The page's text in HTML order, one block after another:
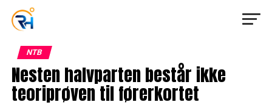
NTB
Nesten halvparten består ikke
teoriprøven til førerkortet